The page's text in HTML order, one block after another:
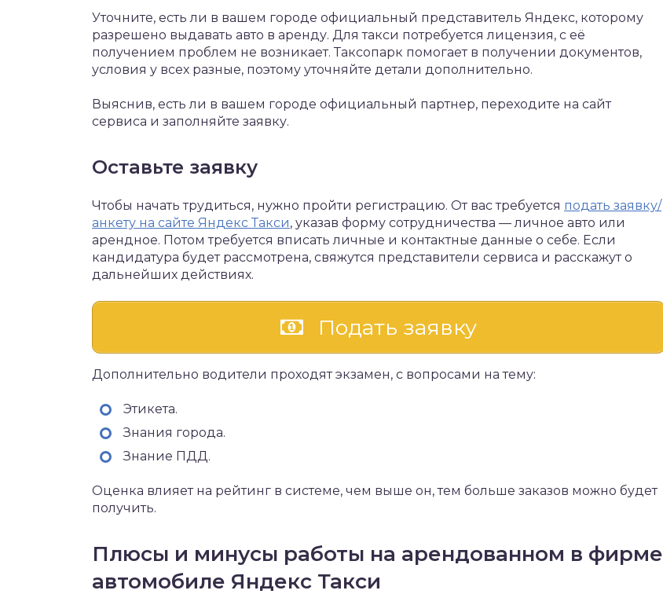
Уточните, есть ли в вашем городе официальный представитель Яндекс, которому
разрешено выдавать авто в аренду. Для такси потребуется лицензия, с её
получением проблем не возникает. Таксопарк помогает в получении документов,
условия у всех разные, поэтому уточняйте детали дополнительно.
Выяснив, есть ли в вашем городе официальный партнер, переходите на сайт
сервиса и заполняйте заявку.
Оставьте заявку
Чтобы начать трудиться, нужно пройти регистрацию. От вас требуется подать заявку/
анкету на сайте Яндекс Такси, указав форму сотрудничества — личное авто или
арендное. Потом требуется вписать личные и контактные данные о себе. Если
кандидатура будет рассмотрена, свяжутся представители сервиса и расскажут о
дальнейших действиях.
Подать заявку
Дополнительно водители проходят экзамен, с вопросами на тему:
Этикета.
Знания города.
Знание ПДД.
Оценка влияет на рейтинг в системе, чем выше он, тем больше заказов можно будет
получить.
Плюсы и минусы работы на арендованном в фирме
автомобиле Яндекс Такси